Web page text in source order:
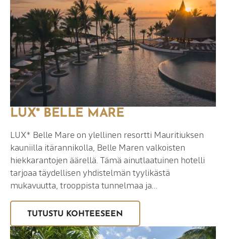
LUX* BELLE MARE
LUX* Belle Mare on ylellinen resortti Mauritiuksen
kauniilla itärannikolla, Belle Maren valkoisten
hiekkarantojen äärellä. Tämä ainutlaatuinen hotelli
tarjoaa täydellisen yhdistelmän tyylikästä
mukavuutta, trooppista tunnelmaa ja…
TUTUSTU KOHTEESEEN